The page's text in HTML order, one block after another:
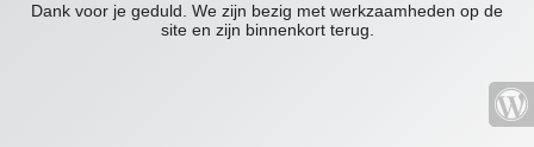
Dank voor je geduld. We zijn bezig met werkzaamheden op de
site en zijn binnenkort terug.